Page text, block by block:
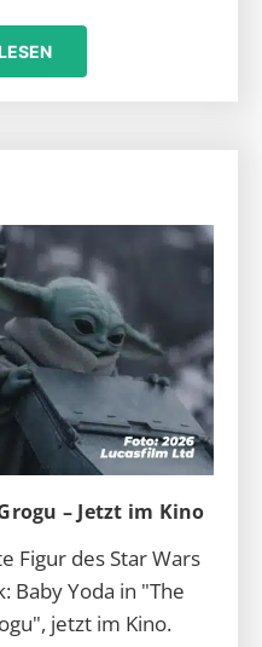
– Jetzt im Kino
Figur des Star Wars
Baby Yoda in "The
jetzt im Kino.